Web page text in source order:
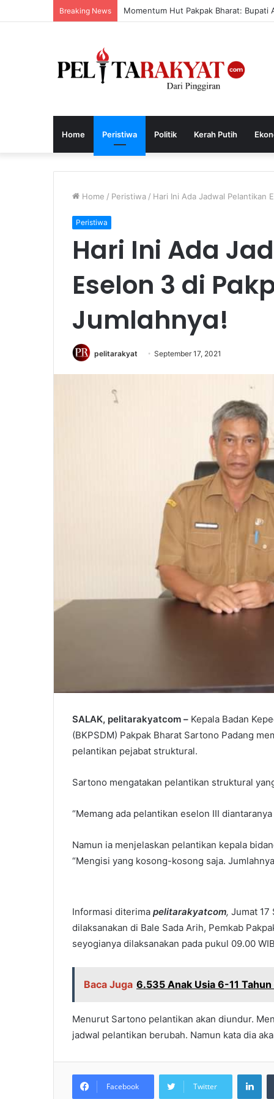
Breaking News Momentum Hut Pakpak Bharat: Bupati
Home Peristiwa Politik Kerah Putih
Home / Peristiwa / Hari Ini Ada Jadwal Pelantikan
Peristiwa
Hari Ini Ada
Eselon 3 di
Jumlahnya!
pelitarakyat September 17, 2021
SALAK, pelitarakyatcom – Kepala Badan
(BKPSDM) Pakpak Bharat Sartono Padang
pelantikan pejabat struktural.
Sartono mengatakan pelantikan struktural
“Memang ada pelantikan eselon III
Namun ia menjelaskan pelantikan kepala
“Mengisi yang kosong-kosong saja.
Informasi diterima pelitarakyatcom, Jumat 17
dilaksanakan di Bale Sada Arih, Pemkab
seyogianya dilaksanakan pada pukul 09.00
Baca Juga 6.535 Anak Usia 6-11
Menurut Sartono pelantikan akan diundur.
jadwal pelantikan berubah. Namun kata dia
Facebook Twitter